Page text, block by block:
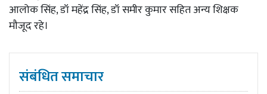
आलोक सिंह, डॉ महेंद्र सिंह, डॉ समीर कुमार सहित अन्य शिक्षक
मौजूद रहे।
संबंधित समाचार